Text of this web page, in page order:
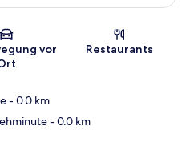
Karte
vor
Restaurants
- 0.0 km
- 0.0 km